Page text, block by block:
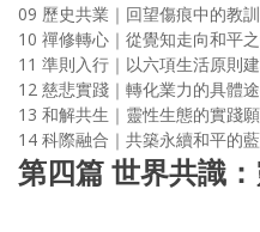
09 歷史共業｜回望傷痕中的教訓
10 禪修轉心｜從覺知走向和平
11 準則入行｜以六項生活原則
12 慈悲實踐｜轉化業力的具體
13 和解共生｜靈性生態的實踐
14 科際融合｜共築永續和平的
第四篇 世界共識